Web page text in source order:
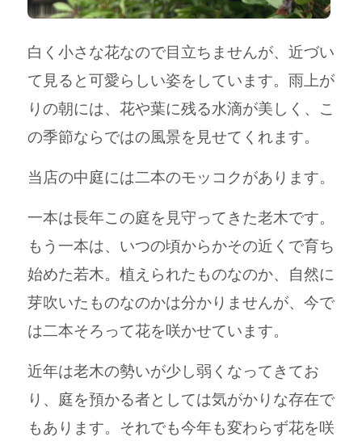
白く小さな花なので目立ちませんが、近づい
て見ると可愛らしい姿をしています。雨上が
りの朝には、花や葉に残る水滴が美しく、こ
の季節ならではの風景を見せてくれます。
当店の中庭には二本のモッコクがあります。
一本は長年この庭を見守ってきた老木です。
もう一本は、いつの頃からかその近くで育ち
始めた若木。植えられたものなのか、自然に
芽吹いたものなのかは分かりませんが、今で
は二本そろって花を咲かせています。
近年は老木の勢いが少し弱くなってきてお
り、庭を預かる者としては気がかりな存在で
もあります。それでも今年も変わらず花を咲